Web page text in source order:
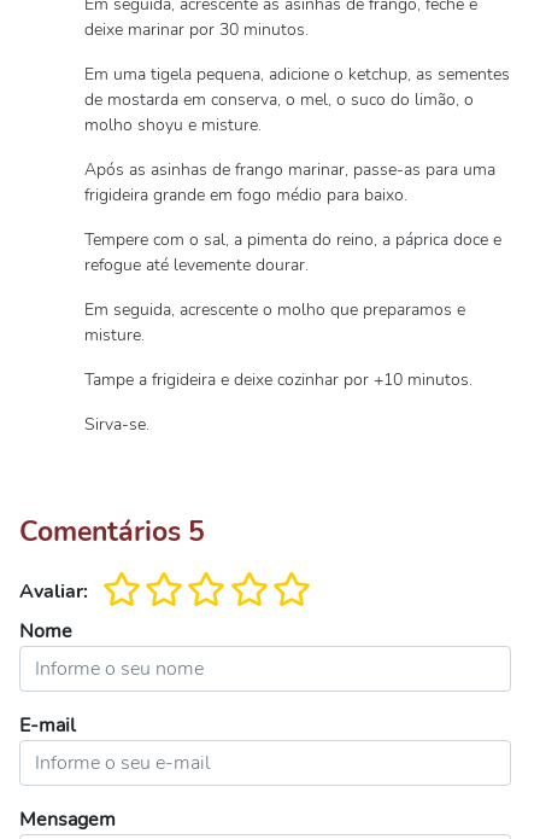
deixe marinar por 30 minutos.
Em uma tigela pequena, adicione o ketchup, as sementes
de mostarda em conserva, o mel, o suco do limão, o
molho shoyu e misture.
Após as asinhas de frango marinar, passe-as para uma
frigideira grande em fogo médio para baixo.
Tempere com o sal, a pimenta do reino, a páprica doce e
refogue até levemente dourar.
Em seguida, acrescente o molho que preparamos e
misture.
Tampe a frigideira e deixe cozinhar por +10 minutos.
Sirva-se.
Comentários 5
Avaliar:
Nome
E-mail
Mensagem